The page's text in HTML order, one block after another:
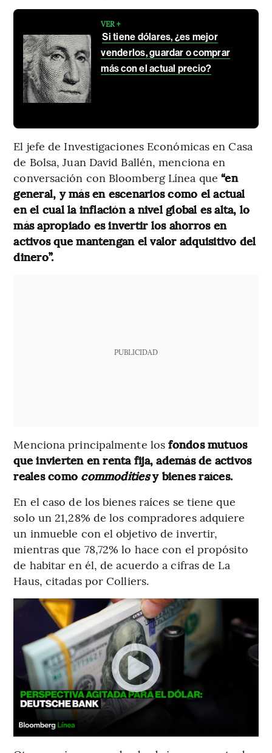
VER +
Si tiene dólares, ¿es mejor
venderlos, guardar o comprar
más con el actual precio?
El jefe de Investigaciones Económicas en Casa
de Bolsa, Juan David Ballén, menciona en
conversación con Bloomberg Línea que“en
general, y más en escenarios como el actual
en el cual la inflación a nivel global es alta, lo
más apropiado es invertir los ahorros en
activos que mantengan el valor adquisitivo del
dinero”.
PUBLICIDAD
Menciona principalmente los fondos mutuos
que invierten en renta fija, además de activos
reales como commoditiesy bienes raíces.
En el caso de los bienes raíces se tiene que
solo un 21,28% de los compradores adquiere
un inmueble con el objetivo de invertir,
mientras que 78,72% lo hace con el propósito
de habitar en él, de acuerdo a cifras de La
Haus, citadas por Colliers.